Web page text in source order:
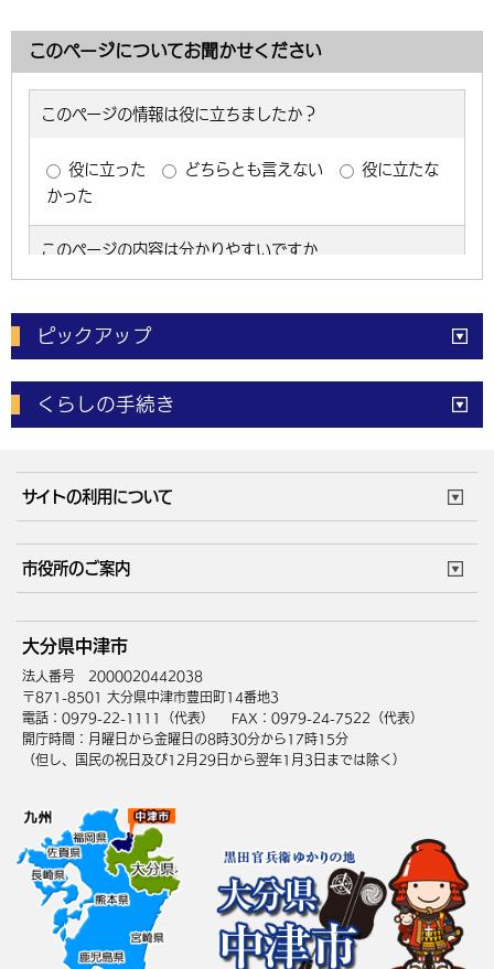
このページについてお聞かせください
ピックアップ
電子申請 窓口の混雑状況
体育施設予約状況 ご意見・ご要望
くらしの手続き
成人・仕事
住まい・引越 ごみ・環境
健康・医療 障がい・福祉
高齢・介護
サイトの利用について
サイトマップ
市役所のご案内
庁舎地図 組織案内
中津市へのアクセス
大分県中津市
法人番号 2000020442038
〒871-8501 大分県中津市豊田町14番地3
電話：0979-22-1111（代表）
FAX：0979-24-7522（代表）
開庁時間：月曜日から金曜日の8時30分から17時15分
（但し、国民の祝日及び12月29日から翌年1月3日までは除く）